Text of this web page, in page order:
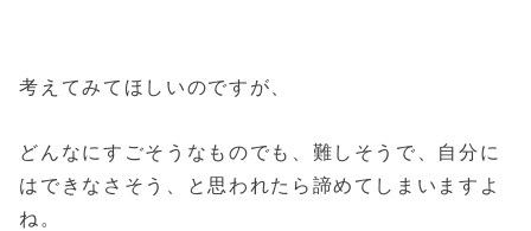
考えてみてほしいのですが、
どんなにすごそうなものでも、難しそうで、自分に
はできなさそう、と思われたら諦めてしまいますよ
ね。